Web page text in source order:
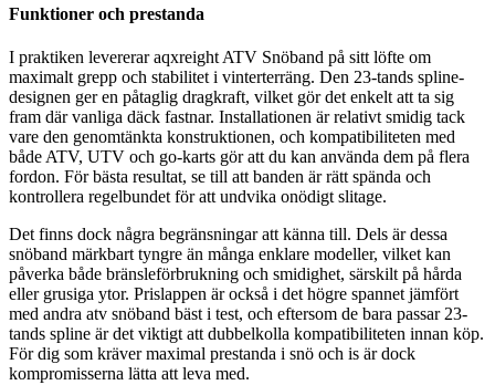
Funktioner och prestanda
I praktiken levererar aqxreight ATV Snöband på sitt löfte om
maximalt grepp och stabilitet i vinterterräng. Den 23-tands spline-
designen ger en påtaglig dragkraft, vilket gör det enkelt att ta sig
fram där vanliga däck fastnar. Installationen är relativt smidig tack
vare den genomtänkta konstruktionen, och kompatibiliteten med
både ATV, UTV och go-karts gör att du kan använda dem på flera
fordon. För bästa resultat, se till att banden är rätt spända och
kontrollera regelbundet för att undvika onödigt slitage.
Det finns dock några begränsningar att känna till. Dels är dessa
snöband märkbart tyngre än många enklare modeller, vilket kan
påverka både bränsleförbrukning och smidighet, särskilt på hårda
eller grusiga ytor. Prislappen är också i det högre spannet jämfört
med andra atv snöband bäst i test, och eftersom de bara passar 23-
tands spline är det viktigt att dubbelkolla kompatibiliteten innan köp.
För dig som kräver maximal prestanda i snö och is är dock
kompromisserna lätta att leva med.